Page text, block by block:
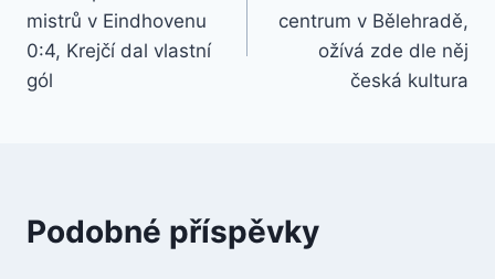
příspěvek
mistrů v Eindhovenu
0:4, Krejčí dal vlastní
gól
centrum v Bělehradě,
ožívá zde dle něj
česká kultura
Podobné příspěvky